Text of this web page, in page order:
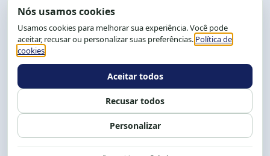
End.: R. da Graça, 150. Graça
CEP: 40.150-055
Salvador-BA, Brasil.
Tel.: (71) 2104-5457, Cel.: (71) 9 9239-2104 ou 2105
Expediente: 8h às 12h e 13 às 17h.
Siga nossas redes Fale conosco